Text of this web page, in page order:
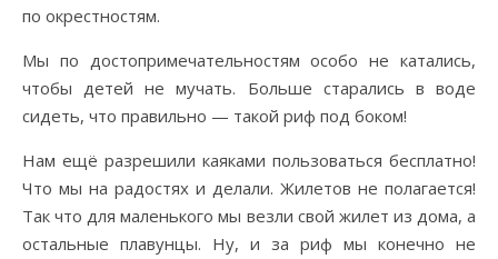
по окрестностям.
Мы по достопримечательностям особо не катались,
чтобы детей не мучать. Больше старались в воде
сидеть, что правильно — такой риф под боком!
Нам ещё разрешили каяками пользоваться бесплатно!
Что мы на радостях и делали. Жилетов не полагается!
Так что для маленького мы везли свой жилет из дома, а
остальные плавунцы. Ну, и за риф мы конечно не